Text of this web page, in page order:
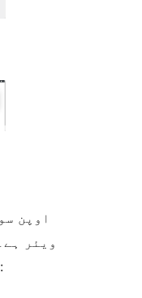
ویئر
اس پلگ ان میں حصہ لیا: